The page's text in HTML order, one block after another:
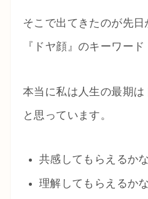
そこで出てきたのが先日
『ドヤ顔』のキーワード
本当に私は人生の最期は
と思っています。
共感してもらえるか
理解してもらえるか